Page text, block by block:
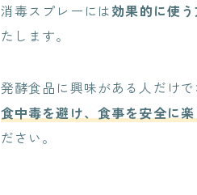
消毒スプレーには効果的に使
たします。
発酵食品に興味がある人だけで
食中毒を避け、食事を安全に
ださい。